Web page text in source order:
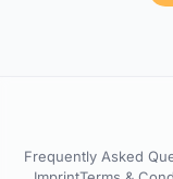
Frequently Asked